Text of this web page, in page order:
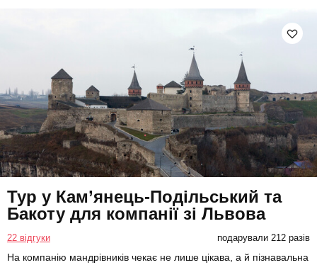
Тур у Кам’янець-Подільський та
Бакоту для компанії зі Львова
22 відгуки подарували 212 разів
На компанію мандрівників чекає не лише цікава, а й пізнавальна